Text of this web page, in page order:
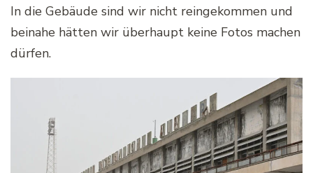
In die Gebäude sind wir nicht reingekommen und
beinahe hätten wir überhaupt keine Fotos machen
dürfen.